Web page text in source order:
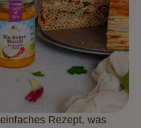
Rezept, was